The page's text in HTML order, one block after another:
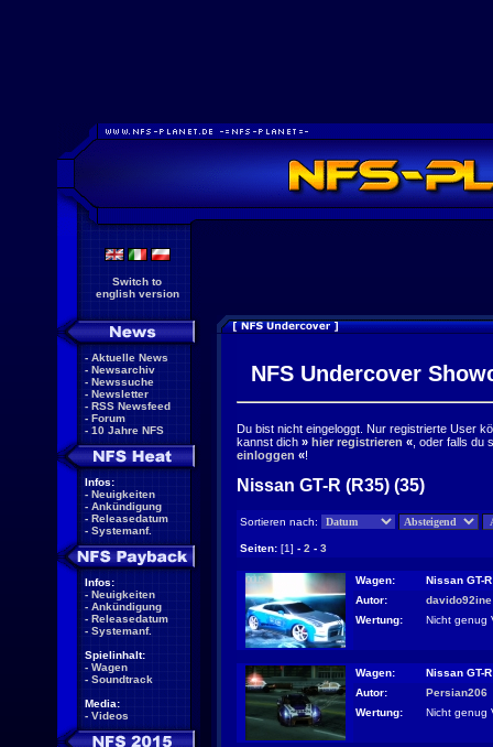
Switch to
english version
- Aktuelle News
- Newsarchiv
- Newssuche
- Newsletter
- RSS Newsfeed
- Forum
- 10 Jahre NFS
Infos:
- Neuigkeiten
- Ankündigung
- Releasedatum
- Systemanf.
Infos:
- Neuigkeiten
- Ankündigung
- Releasedatum
- Systemanf.
Spielinhalt:
- Wagen
- Soundtrack
Media:
- Videos
NFS Undercover
Du bist nicht eingeloggt. Nur registrierte User
kannst dich » hier registrieren « , oder falls
einloggen «!
Nissan GT-R (R35) (35)
Sortieren nach:
Seiten: [1] - 2 - 3
Wagen:
Nissan GT-
Autor:
davido92ine
Wertung:
Nicht genug
Wagen:
Nissan GT-
Autor:
Persian206
Wertung:
Nicht genug